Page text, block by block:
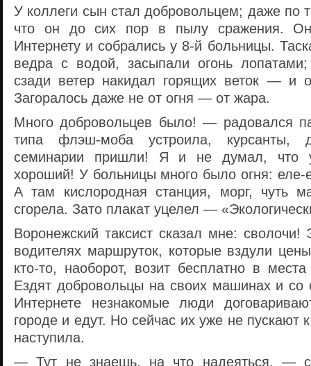
У коллеги сын стал добровольцем; даже по
что он до сих пор в пылу сражения.
Интернету и собрались у 8-й больницы.
ведра с водой, засыпали огонь
сзади ветер накидал горящих веток — и
Загоралось даже не от огня — от жара.
Много добровольцев было! — радовался
типа флэш-моба устроила, курсанты,
семинарии пришли! Я и не думал, что
хороший! У больницы много было огня: еле-
А там кислородная станция, морг, чуть
сгорела. Зато плакат уцелел —
Воронежский таксист сказал мне:
водителях маршруток, которые вздули
кто-то, наоборот, возит бесплатно в
Ездят добровольцы на своих машинах и
Интернете незнакомые люди
городе и едут. Но сейчас их уже не пускают
наступила.
— Тут не знаешь, на что надеяться, —